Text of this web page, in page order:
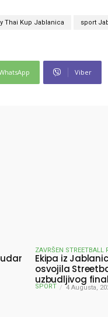
Thai Kup Jablanica sport
Viber
ZAVRŠEN STREETBALL
Ekipa iz
osvojila
uzbudljivog
pobjednici
SPORT 4 Augusta,